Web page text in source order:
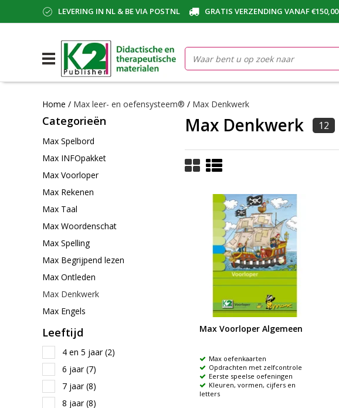
LEVERING IN NL & BE VIA POSTNL GRATIS VERZENDING VANAF €150,00
Home / Max leer- en oefensysteem® / Max Denkwerk
Categorieën
Max Spelbord
Max INFOpakket
Max Voorloper
Max Rekenen
Max Taal
Max Woordenschat
Max Spelling
Max Begrijpend lezen
Max Ontleden
Max Denkwerk
Max Engels
Leeftijd
4 en 5 jaar(2)
6 jaar(7)
7 jaar(8)
8 jaar(8)
Max Denkwerk 12
Max Voorloper Algemeen
Max oefenkaarten
Opdrachten met zelfcontrole
Eerste speelse oefeningen
Kleuren, vormen, cijfers en
letters